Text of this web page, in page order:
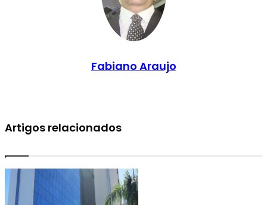
Fabiano Araujo
Artigos relacionados